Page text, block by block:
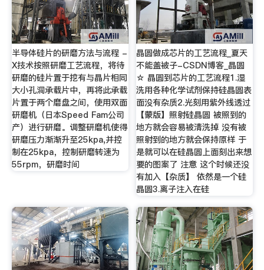
半导体硅片的研磨方法与流程 -
X技术按照研磨工艺流程，将待
研磨的硅片置于挖有与晶片相同
大小孔洞承载片中，再将此承载
片置于两个磨盘之间，使用双面
研磨机（日本Speed Fam公司
产）进行研磨。调整研磨机使得
研磨压力渐渐升至25kpa,并控
制在25kpa，控制研磨转速为
55rpm，研磨时间
晶圆做成芯片的工艺流程_夏天
不能盖被子-CSDN博客_晶圆
☆ 晶圆到芯片的工艺流程1.湿
洗用各种化学试剂保持硅晶圆表
面没有杂质2.光刻用紫外线透过
【蒙版】照射硅晶圆 被照到的
地方就会容易被清洗掉 没有被
照射到的地方就会保持原样 于
是就可以在硅晶圆上面刻出来想
要的图案了 注意 这个时候还没
有加入【杂质】 依然是一个硅
晶圆3.离子注入在硅